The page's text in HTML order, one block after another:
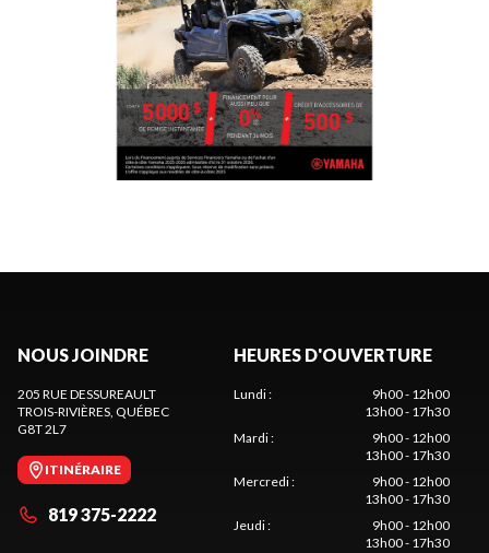
NOUS JOINDRE
205 RUE DESSUREAULT
TROIS-RIVIÈRES, QUÉBEC
G8T 2L7
ITINÉRAIRE
819 375-2222
HEURES D'OUVERTURE
Lundi:
9h00 - 12h00
13h00 - 17h30
Mardi:
9h00 - 12h00
13h00 - 17h30
Mercredi:
9h00 - 12h00
13h00 - 17h30
Jeudi:
9h00 - 12h00
13h00 - 17h30